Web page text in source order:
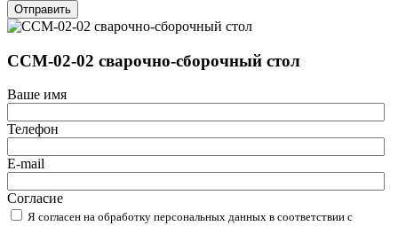
Отправить
ССМ-02-02 сварочно-сборочный стол
Ваше имя
Телефон
E-mail
Согласие
Я согласен на обработку персональных данных в соответствии с